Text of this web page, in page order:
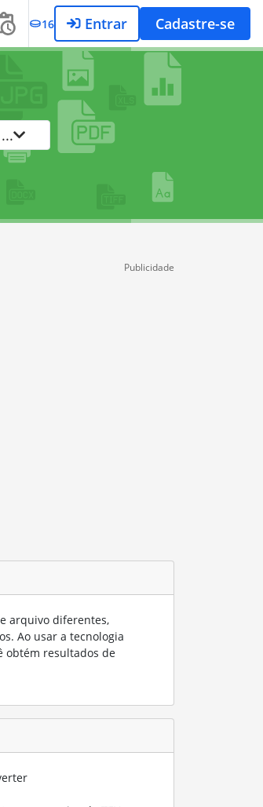
16 Entrar Cadastre-se
...
Publicidade
arquivo diferentes,
Ao usar a tecnologia
obtém resultados de